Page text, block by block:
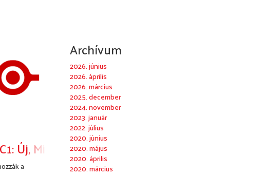
Új, Microsoft Teams-tanúsított vezeték
a
Archívum
2026. június
2026. április
2026. március
2025. december
2024. november
2023. január
2022. július
2020. június
2020. május
2020. április
2020. március